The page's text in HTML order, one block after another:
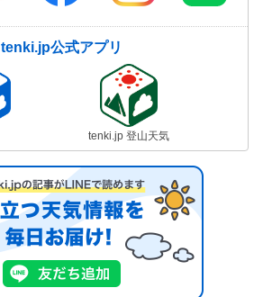
tenki.jp公式アプリ
tenki.jp 登山天気